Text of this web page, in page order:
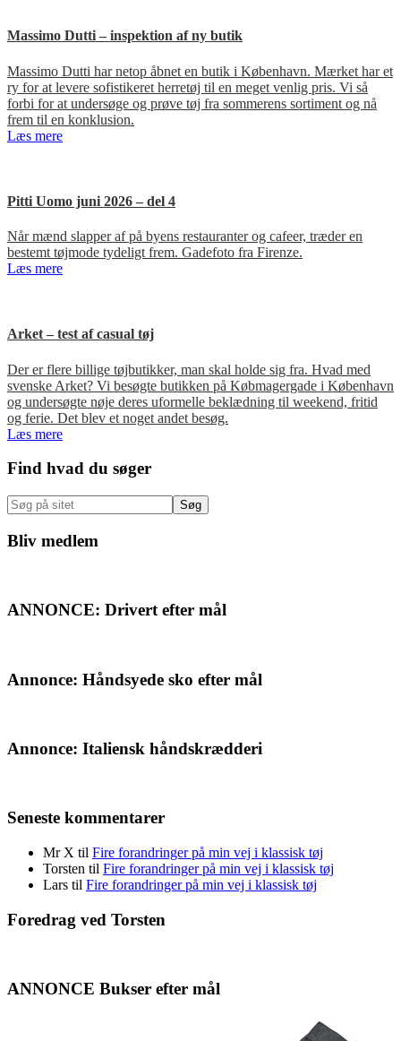
Massimo Dutti – inspektion af ny butik
Massimo Dutti har netop åbnet en butik i København. Mærket har et
ry for at levere sofistikeret herretøj til en meget venlig pris. Vi så
forbi for at undersøge og prøve tøj fra sommerens sortiment og nå
frem til en konklusion.
Læs mere
Pitti Uomo juni 2026 – del 4
Når mænd slapper af på byens restauranter og cafeer, træder en
bestemt tøjmode tydeligt frem. Gadefoto fra Firenze.
Læs mere
Arket – test af casual tøj
Der er flere billige tøjbutikker, man skal holde sig fra. Hvad med
svenske Arket? Vi besøgte butikken på Købmagergade i København
og undersøgte nøje deres uformelle beklædning til weekend, fritid
og ferie. Det blev et noget andet besøg.
Læs mere
Primær
Sidebar
Find hvad du søger
Søg
på
sitet
Bliv medlem
ANNONCE: Drivert efter mål
Annonce: Håndsyede sko efter mål
Annonce: Italiensk håndskrædderi
Seneste kommentarer
Mr X til Fire forandringer på min vej i klassisk tøj
Torsten til Fire forandringer på min vej i klassisk tøj
Lars til Fire forandringer på min vej i klassisk tøj
Foredrag ved Torsten
ANNONCE Bukser efter mål